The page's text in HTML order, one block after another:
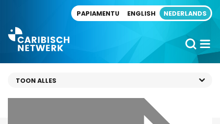
PAPIAMENTU ENGLISH NEDERLANDS